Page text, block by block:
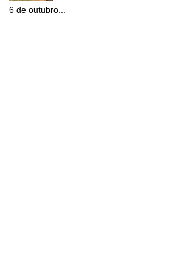
6 de outubro...